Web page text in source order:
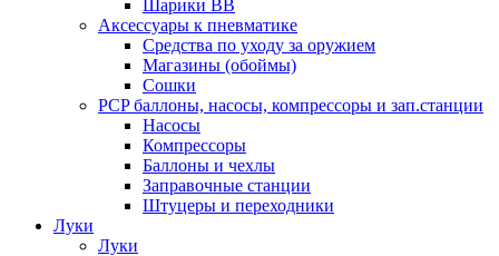
Шарики BB
Аксессуары к пневматике
Средства по уходу за оружием
Магазины (обоймы)
Сошки
PCP баллоны, насосы, компрессоры и зап.станции
Насосы
Компрессоры
Баллоны и чехлы
Заправочные станции
Штуцеры и переходники
Луки
Луки